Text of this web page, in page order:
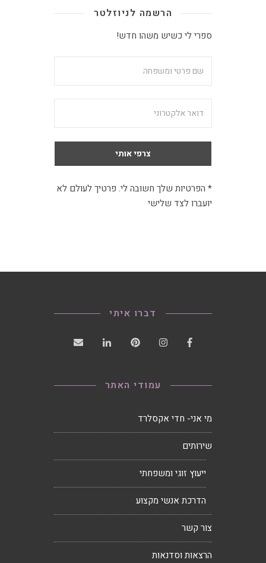
הרשמה לניוזלטר
ספרי לי כשיש משהו חדש!
* הפרטיות שלך חשובה לי. פרטיך לעולם לא
יועברו לצד שלישי
דברו איתי
עמודי האתר
מי אני- חדי אקסלרד
שירותים
ייעוץ זוגי ומשפחתי
הדרכת אנשי מקצוע
צור קשר
הרצאות וסדנאות